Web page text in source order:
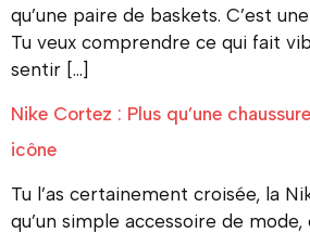
qu’une paire de baskets. C’est
Tu veux comprendre ce qui fait
sentir […]
Nike Cortez : Plus qu’une
icône
Tu l’as certainement croisée, la
qu’un simple accessoire de